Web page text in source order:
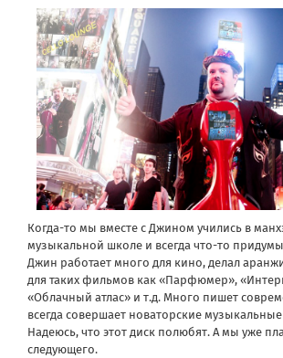
Когда-то мы вместе с Джином учились в
музыкальной школе и всегда что-то
Джин работает много для кино, делал
для таких фильмов как «Парфюмер»,
«Облачный атлас» и т.д. Много пишет
всегда совершает новаторские
Надеюсь, что этот диск полюбят. А мы уже
следующего.